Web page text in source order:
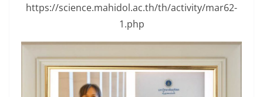
https://science.mahidol.ac.th/th/activity/mar62-
1.php